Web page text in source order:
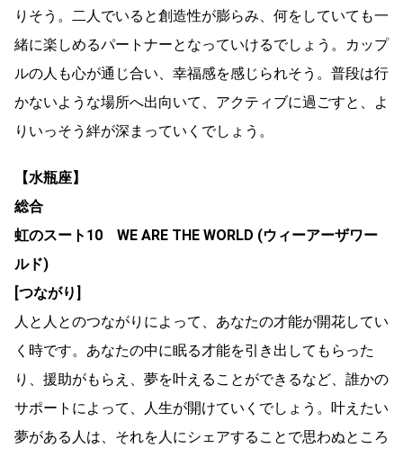
りそう。二人でいると創造性が膨らみ、何をしていても一
緒に楽しめるパートナーとなっていけるでしょう。カップ
ルの人も心が通じ合い、幸福感を感じられそう。普段は行
かないような場所へ出向いて、アクティブに過ごすと、よ
りいっそう絆が深まっていくでしょう。
【水瓶座】
総合
虹のスート10 WE ARE THE WORLD (ウィーアーザワー
ルド)
[つながり]
人と人とのつながりによって、あなたの才能が開花してい
く時です。あなたの中に眠る才能を引き出してもらった
り、援助がもらえ、夢を叶えることができるなど、誰かの
サポートによって、人生が開けていくでしょう。叶えたい
夢がある人は、それを人にシェアすることで思わぬところ